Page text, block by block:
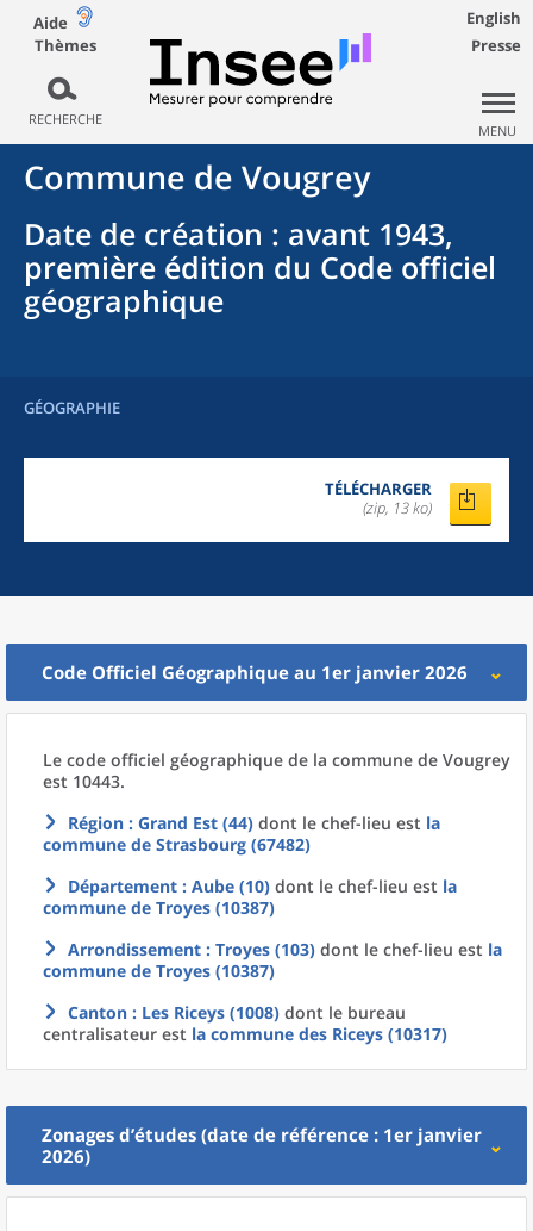
Aide
Thèmes
RECHERCHE
English
Presse
MENU
Commune de Vougrey
Date de création : avant 1943,
première édition du Code officiel
géographique
GÉOGRAPHIE
TÉLÉCHARGER
(zip, 13 ko)
Code Officiel Géographique au 1er janvier 2026
Le code officiel géographique de la commune de Vougrey
est 10443.
Région : Grand Est (44) dont le chef-lieu est la
commune de Strasbourg (67482)
Département : Aube (10) dont le chef-lieu est la
commune de Troyes (10387)
Arrondissement : Troyes (103) dont le chef-lieu est la
commune de Troyes (10387)
Canton : Les Riceys (1008) dont le bureau
centralisateur est la commune des Riceys (10317)
Zonages d’études (date de référence : 1er janvier
2026)